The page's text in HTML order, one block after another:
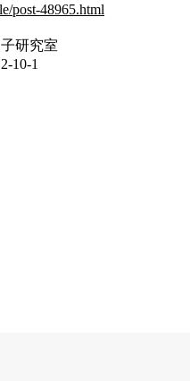
post-48965.html
研究室
10-1